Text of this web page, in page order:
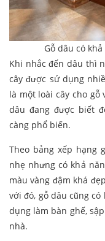
Gỗ dâu có
Khi nhắc đến dâu thì
cây được sử dụng
là một loài cây cho gỗ
dâu đang được biết
càng phổ biến.
Theo bảng xếp hạng
nhẹ nhưng có khả
màu vàng đậm khá
với đó, gỗ dâu cũng
dụng làm bàn ghế,
nhà.